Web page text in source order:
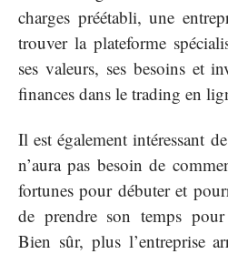
charges préétabli, une
trouver la plateforme
ses valeurs, ses besoins et
finances dans le trading en
Il est également intéressant
n’aura pas besoin de
fortunes pour débuter et
de prendre son temps pour
Bien sûr, plus l’entreprise